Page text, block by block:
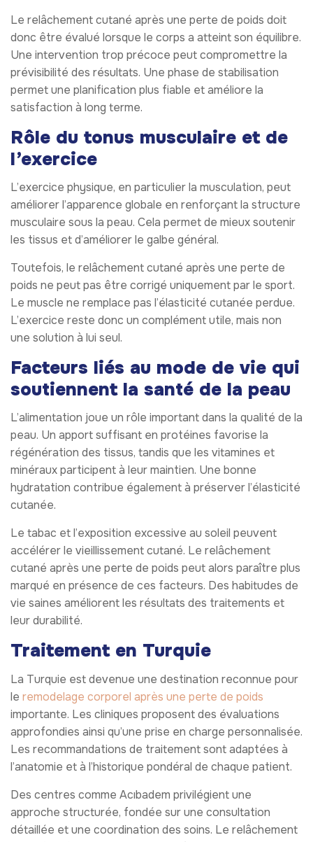
Le relâchement cutané après une perte de poids doit
donc être évalué lorsque le corps a atteint son équilibre.
Une intervention trop précoce peut compromettre la
prévisibilité des résultats. Une phase de stabilisation
permet une planification plus fiable et améliore la
satisfaction à long terme.
Rôle du tonus musculaire et de
l’exercice
L’exercice physique, en particulier la musculation, peut
améliorer l’apparence globale en renforçant la structure
musculaire sous la peau. Cela permet de mieux soutenir
les tissus et d’améliorer le galbe général.
Toutefois, le relâchement cutané après une perte de
poids ne peut pas être corrigé uniquement par le sport.
Le muscle ne remplace pas l’élasticité cutanée perdue.
L’exercice reste donc un complément utile, mais non
une solution à lui seul.
Facteurs liés au mode de vie qui
soutiennent la santé de la peau
L’alimentation joue un rôle important dans la qualité de la
peau. Un apport suffisant en protéines favorise la
régénération des tissus, tandis que les vitamines et
minéraux participent à leur maintien. Une bonne
hydratation contribue également à préserver l’élasticité
cutanée.
Le tabac et l’exposition excessive au soleil peuvent
accélérer le vieillissement cutané. Le relâchement
cutané après une perte de poids peut alors paraître plus
marqué en présence de ces facteurs. Des habitudes de
vie saines améliorent les résultats des traitements et
leur durabilité.
Traitement en Turquie
La Turquie est devenue une destination reconnue pour
le remodelage corporel après une perte de poids
importante. Les cliniques proposent des évaluations
approfondies ainsi qu’une prise en charge personnalisée.
Les recommandations de traitement sont adaptées à
l’anatomie et à l’historique pondéral de chaque patient.
Des centres comme Acıbadem privilégient une
approche structurée, fondée sur une consultation
détaillée et une coordination des soins. Le relâchement